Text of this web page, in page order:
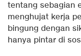
tentang sebagian
menghujat kerja
bingung dengan
hanya pintar di